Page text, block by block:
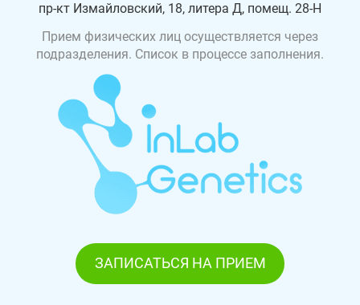
пр-кт Измайловский, 18, литера Д, помещ. 28-Н
Прием физических лиц осуществляется через
подразделения. Список в процессе заполнения.
ЗАПИСАТЬСЯ НА ПРИЕМ